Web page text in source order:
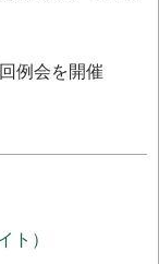
例会を開催
ト）